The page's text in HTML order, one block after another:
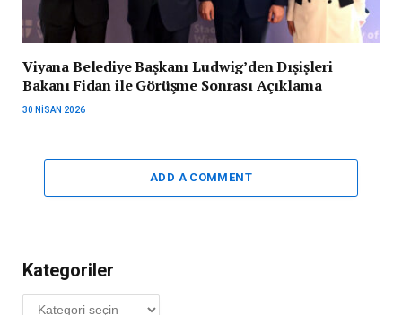
Viyana Belediye Başkanı Ludwig’den Dışişleri
Bakanı Fidan ile Görüşme Sonrası Açıklama
30 NISAN 2026
ADD A COMMENT
Kategoriler
Kategoriler